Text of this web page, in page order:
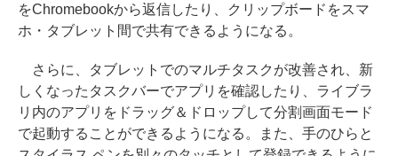
をChromebookから返信したり、クリップボードをスマ
ホ・タブレット間で共有できるようになる。
さらに、タブレットでのマルチタスクが改善され、新
しくなったタスクバーでアプリを確認したり、ライブラ
リ内のアプリをドラッグ＆ドロップして分割画面モード
で起動することができるようになる。また、手のひらと